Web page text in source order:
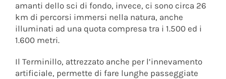
amanti dello sci di fondo, invece, ci sono circa 26
km di percorsi immersi nella natura, anche
illuminati ad una quota compresa tra i 1.500 ed i
1.600 metri.
Il Terminillo, attrezzato anche per l’innevamento
artificiale, permette di fare lunghe passeggiate